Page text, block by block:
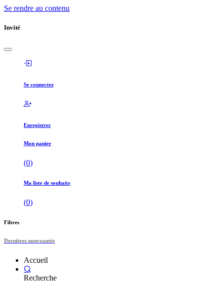
Se rendre au contenu
Invité
Se connecter
Enregistrer
Mon panier
(0)
Ma liste de souhaits
(0)
Filtres
Dernières nouveautés
Accueil
Recherche